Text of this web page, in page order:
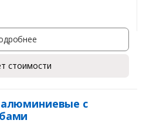
стоимости
с